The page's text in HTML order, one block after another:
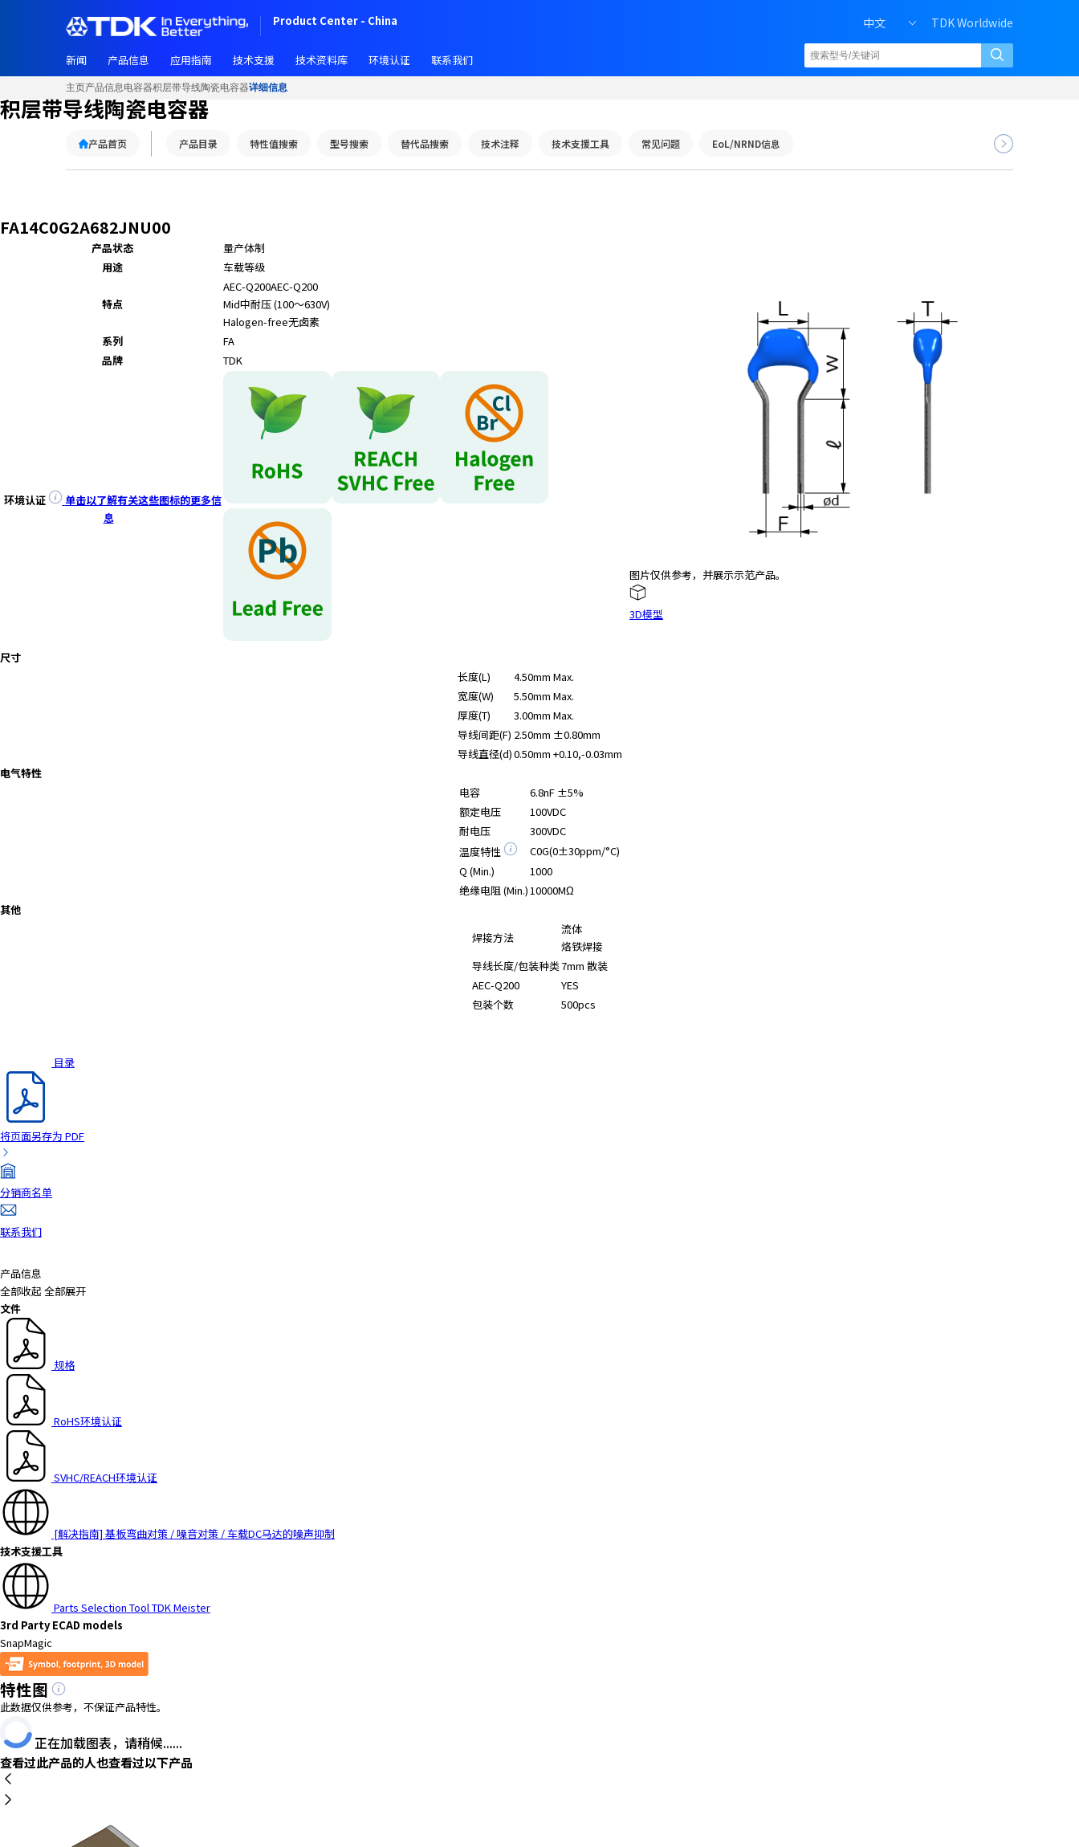
Product Center - China 中文 TDK Worldwide
新闻 产品信息 应用指南 技术支援 技术资料库 环境认证 联系我们
主页产品信息电容器积层带导线陶瓷电容器详细信息
积层带导线陶瓷电容器
产品首页 产品目录 特性值搜索 型号搜索 替代品搜索 技术注释 技术支援工具 常见问题 EoL/NRND信息
FA14C0G2A682JNU00
产品状态
量产体制
用途
车载等级
特点
AEC-Q200AEC-Q200
Mid中耐压 (100～630V)
Halogen-free无卤素
系列
FA
品牌
TDK
环境认证
单击以了解有关这些图标的更多信
息
图片仅供参考，并展示示范产品。
3D模型
尺寸
长度(L)
4.50mm Max.
宽度(W)
5.50mm Max.
厚度(T)
3.00mm Max.
导线间距(F) 2.50mm ±0.80mm
导线直径(d)0.50mm +0.10,-0.03mm
电气特性
电容
6.8nF ±5%
额定电压
100VDC
耐电压
300VDC
温度特性
C0G(0±30ppm/°C)
Q (Min.)
1000
绝缘电阻 (Min.)10000MΩ
其他
焊接方法
流体
烙铁焊接
导线长度/包装种类7mm 散装
AEC-Q200
YES
包装个数
500pcs
目录
将页面另存为 PDF
分销商名单
联系我们
产品信息
全部收起 全部展开
文件
规格
RoHS环境认证
SVHC/REACH环境认证
[解决指南] 基板弯曲对策 / 噪音对策 / 车载DC马达的噪声抑制
技术支援工具
Parts Selection Tool TDK Meister
3rd Party ECAD models
SnapMagic
特性图
此数据仅供参考，不保证产品特性。
正在加载图表，请稍候......
查看过此产品的人也查看过以下产品